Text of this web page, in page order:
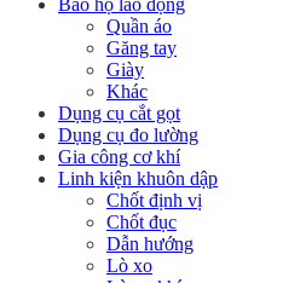
Quần áo
Găng tay
Giày
Khác
Dụng cụ cắt gọt
Dụng cụ đo lường
Gia công cơ khí
Linh kiện khuôn dập
Chốt định vị
Chốt đục
Dẫn hướng
Lò xo